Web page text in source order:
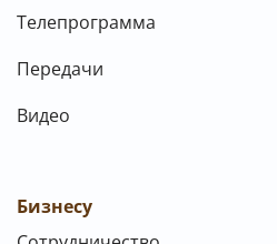
Телепрограмма
Передачи
Видео
Бизнесу